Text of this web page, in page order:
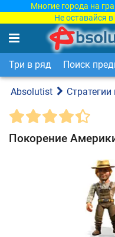
Многие города на
Не оставайся в
Три в ряд Поиск
Absolutist Стратегии
Покорение